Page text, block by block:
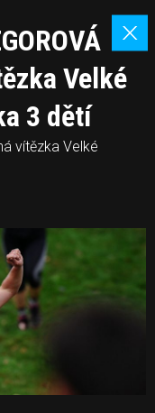
Velké
3 dětí
vítězka Velké